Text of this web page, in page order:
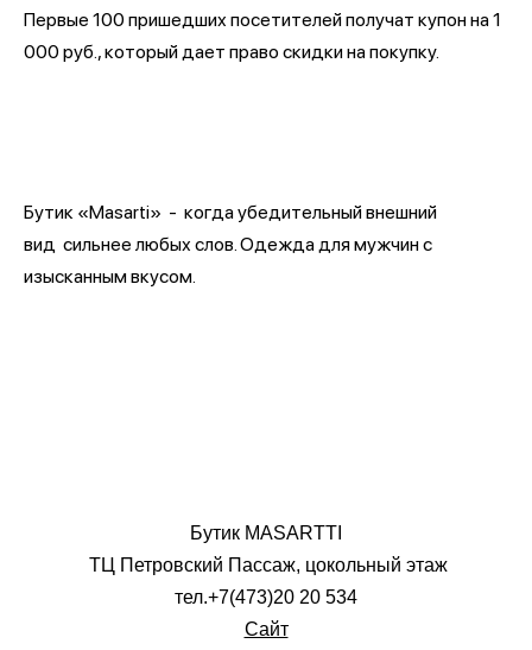
Первые 100 пришедших посетителей получат купон на 1
000 руб., который дает право скидки на покупку.
Бутик «Masarti» - когда убедительный внешний
вид сильнее любых слов. Одежда для мужчин с
изысканным вкусом.
Бутик MASARTTI
ТЦ Петровский Пассаж, цокольный этаж
тел.+7(473)20 20 534
Сайт